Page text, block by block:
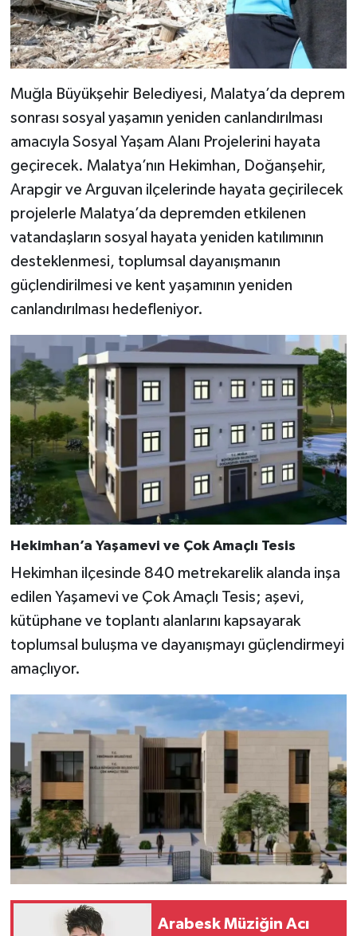
Muğla Büyükşehir Belediyesi, Malatya’da deprem
sonrası sosyal yaşamın yeniden canlandırılması
amacıyla Sosyal Yaşam Alanı Projelerini hayata
geçirecek. Malatya’nın Hekimhan, Doğanşehir,
Arapgir ve Arguvan ilçelerinde hayata geçirilecek
projelerle Malatya’da depremden etkilenen
vatandaşların sosyal hayata yeniden katılımının
desteklenmesi, toplumsal dayanışmanın
güçlendirilmesi ve kent yaşamının yeniden
canlandırılması hedefleniyor.
Hekimhan’a Yaşamevi ve Çok Amaçlı Tesis
Hekimhan ilçesinde 840 metrekarelik alanda inşa
edilen Yaşamevi ve Çok Amaçlı Tesis; aşevi,
kütüphane ve toplantı alanlarını kapsayarak
toplumsal buluşma ve dayanışmayı güçlendirmeyi
amaçlıyor.
Arabesk Müziğin Acı